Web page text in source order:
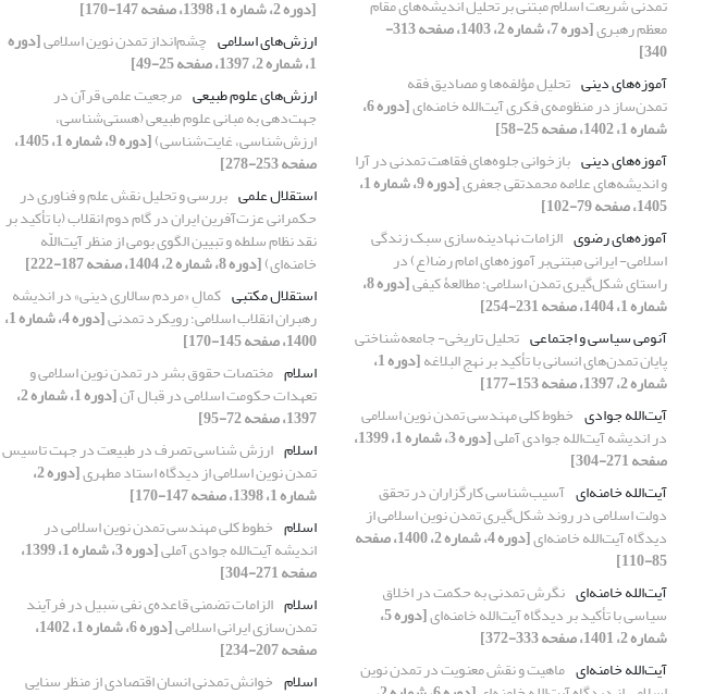
معظم رهبری [دوره 7، شماره 2، 1403، صفحه 313-
340]
آموزه‌های دینی تحلیل مؤلفه‌ها و مصادیق فقه
تمدن‌ساز در منظومه‌ی فکری آیت‌الله خامنه‌ای [دوره 6،
شماره 1، 1402، صفحه 25-58]
آموزه‌های دینی بازخوانی جلوه‌های فقاهت تمدنی در آرا
و اندیشه‌های علامه محمدتقی جعفری [دوره 9، شماره 1،
1405، صفحه 79-102]
آموزه‌های رضوی الزامات نهادینه‌سازی سبک زندگی
اسلامی- ایرانی مبتنی‌بر آموزه‌های امام رضا(ع) در
راستای شکل‌گیری تمدن اسلامی؛ مطالعۀ کیفی [دوره 8،
شماره 1، 1404، صفحه 231-254]
آنومی سیاسی و اجتماعی تحلیل تاریخی- جامعه‌شناختی
پایان تمدن‌های انسانی با تأکید بر نهج البلاغه [دوره 1،
شماره 2، 1397، صفحه 153-177]
آیت‌الله جوادی خطوط کلی مهندسی تمدن نوین اسلامی
در اندیشه آیت‌الله جوادی آملی [دوره 3، شماره 1، 1399،
صفحه 271-304]
آیت‌الله خامنه‌ای آسیب‌شناسی کارگزاران در تحقق
دولت اسلامی در روند شکل‌گیری تمدن نوین اسلامی از
دیدگاه آیت‌الله خامنه‌ای [دوره 4، شماره 2، 1400، صفحه
85-110]
آیت‌الله خامنه‌ای نگرش تمدنی به حکمت در اخلاق
سیاسی با تأکید بر دیدگاه آیت‌الله خامنه‌ای [دوره 5،
شماره 2، 1401، صفحه 333-372]
آیت‌الله خامنه‌ای ماهیت و نقش معنویت در تمدن نوین
[دوره 2، شماره 1، 1398، صفحه 147-170]
ارزش‌های اسلامی چشم‌انداز تمدن نوین اسلامی[دوره
1، شماره 2، 1397، صفحه 25-49]
ارزش‌های علوم طبیعی مرجعیت علمی قرآن در
جهت‌دهی به مبانی علوم طبیعی (هستی‌شناسی،
ارزش‌شناسی، غایت‌شناسی) [دوره 9، شماره 1، 1405،
صفحه 253-278]
استقلال علمی بررسی و تحلیل نقش علم و فناوری در
حکمرانی عزت‌آفرین ایران در گام دوم انقلاب (با تأکید بر
نقد نظام سلطه و تبیین الگوی بومی از منظر آیت‌اللّه
خامنه‌ای)[دوره 8، شماره 2، 1404، صفحه 187-222]
استقلال مکتبی کمالِ «مردم سالاری دینی» در اندیشه
رهبران انقلاب اسلامی؛ رویکرد تمدنی [دوره 4، شماره 1،
1400، صفحه 145-170]
اسلام مختصات حقوق بشر در تمدن نوین اسلامی و
تعهدات حکومت اسلامی در قبال آن [دوره 1، شماره 2،
1397، صفحه 72-95]
اسلام ارزش شناسی تصرف در طبیعت در جهت تاسیس
تمدن نوین اسلامی از دیدگاه استاد مطهری [دوره 2،
شماره 1، 1398، صفحه 147-170]
اسلام خطوط کلی مهندسی تمدن نوین اسلامی در
اندیشه آیت‌الله جوادی آملی [دوره 3، شماره 1، 1399،
صفحه 271-304]
اسلام الزامات تضمنی قاعده‌ی نفی سَبیل در فرآیند
تمدن‌سازی ایرانی اسلامی [دوره 6، شماره 1، 1402،
صفحه 207-234]
اسلام خوانش تمدنی انسان اقتصادی از منظر سنایی